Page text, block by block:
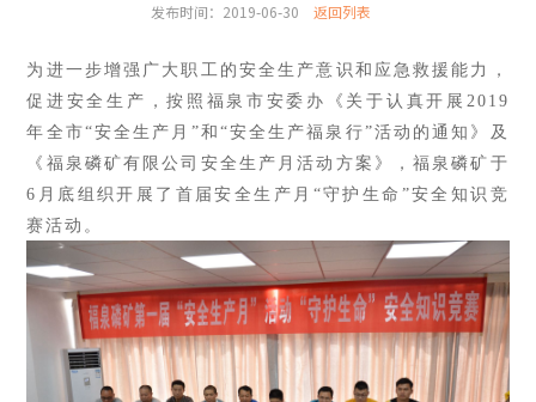
发布时间：2019-06-30 返回列表
为进一步增强广大职工的安全生产意识和应急救援能力，
促进安全生产，按照福泉市安委办《关于认真开展2019
年全市“安全生产月”和“安全生产福泉行”活动的通知》及
《福泉磷矿有限公司安全生产月活动方案》，福泉磷矿于
6月底组织开展了首届安全生产月“守护生命”安全知识竞
赛活动。